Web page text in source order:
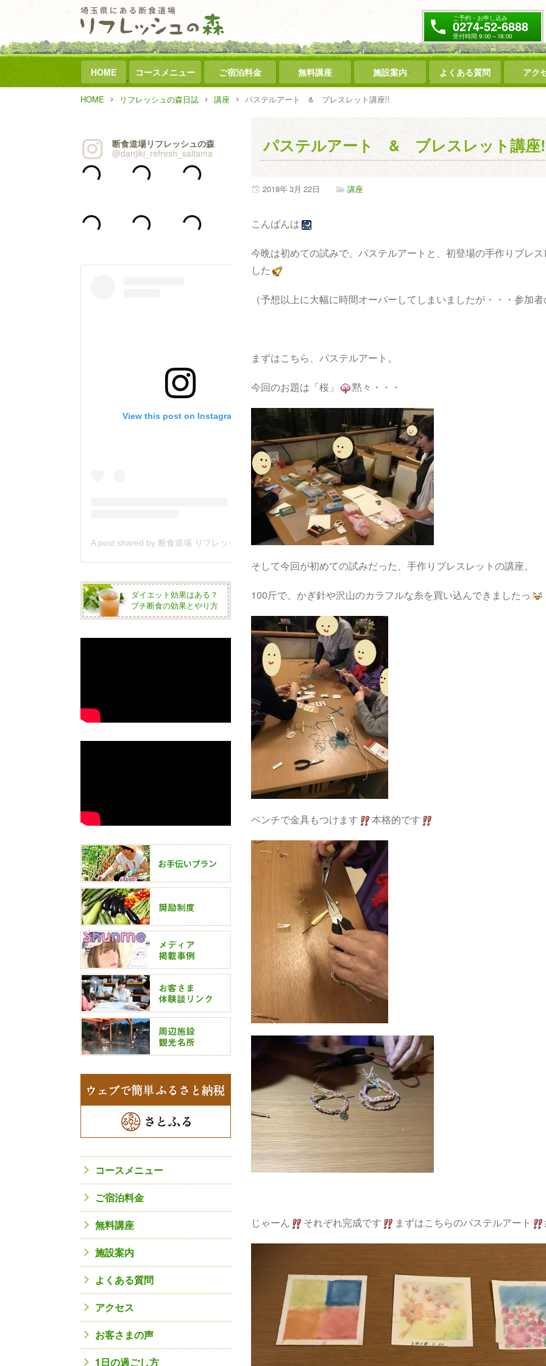
ご予約・お申し込み
0274-52-6888
受付時間 9:00～18:00
HOME コースメニュー ご宿泊料金 無料講座 施設案内 よくある質問 アク
HOME リフレッシュの森日誌 講座 パステルアート & ブレスレット講座!!
パステルアート & ブレスレット講座
2018年3月 22日 講座
こんばんは
今晩は初めての試みで、パステルアートと、初登場の手作りブレ
した
（予想以上に大幅に時間オーバーしてしまいましたが・・・参加
まずはこちら、パステルアート。
今回のお題は「桜」 黙々・・・
そして今回が初めての試みだった、手作りブレスレットの講座。
100斤で、かぎ針や沢山のカラフルな糸を買い込んできましたっ
ペンチで金具もつけます 本格的です
じゃーん それぞれ完成です まずはこちらのパステルアート
断食道場リフレッシュの森
@danjiki_refresh_saitama
View this post on Instagram
A post shared by 断食道場 リフレッシュの森 (@danjiki_refresh_saitama)
ダイエット効果はある？
プチ断食の効果とやり方
コースメニュー
ご宿泊料金
無料講座
施設案内
よくある質問
アクセス
お客さまの声
1日の過ごし方